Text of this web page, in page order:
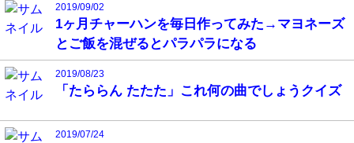
2019/09/02
1ヶ月チャーハンを毎日作ってみた→マヨネーズ
とご飯を混ぜるとパラパラになる
2019/08/23
「たららん たたた」これ何の曲でしょうクイズ
2019/07/24